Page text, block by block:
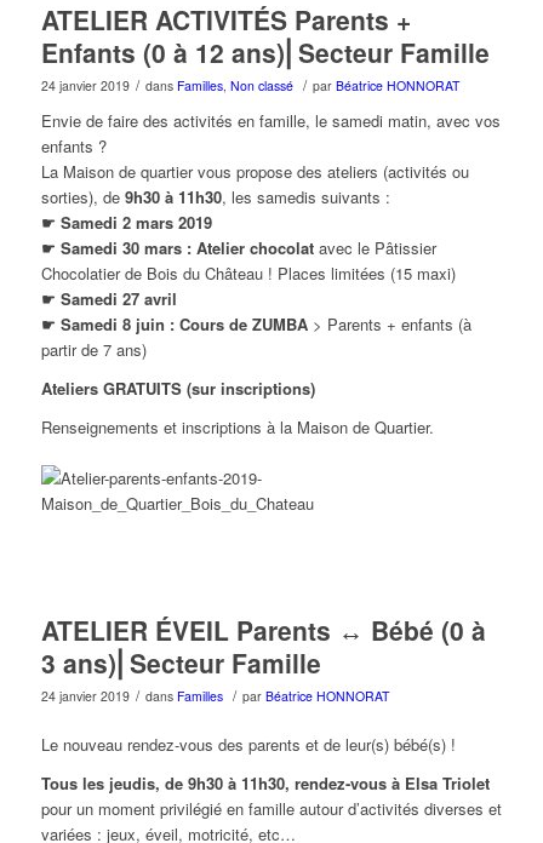
ATELIER ACTIVITÉS Parents +
Enfants (0 à 12 ans)⎜Secteur Famille
24 janvier 2019 / dans Familles, Non classé / par Béatrice HONNORAT
Envie de faire des activités en famille, le samedi matin, avec vos
enfants ?
La Maison de quartier vous propose des ateliers (activités ou
sorties), de 9h30 à 11h30, les samedis suivants :
☛ Samedi 2 mars 2019
☛ Samedi 30 mars : Atelier chocolat avec le Pâtissier
Chocolatier de Bois du Château ! Places limitées (15 maxi)
☛ Samedi 27 avril
☛ Samedi 8 juin : Cours de ZUMBA > Parents + enfants (à
partir de 7 ans)
Ateliers GRATUITS (sur inscriptions)
Renseignements et inscriptions à la Maison de Quartier.
ATELIER ÉVEIL Parents ↔ Bébé (0 à
3 ans)⎜Secteur Famille
24 janvier 2019 / dans Familles / par Béatrice HONNORAT
Le nouveau rendez-vous des parents et de leur(s) bébé(s) !
Tous les jeudis, de 9h30 à 11h30, rendez-vous à Elsa Triolet
pour un moment privilégié en famille autour d’activités diverses et
variées : jeux, éveil, motricité, etc…